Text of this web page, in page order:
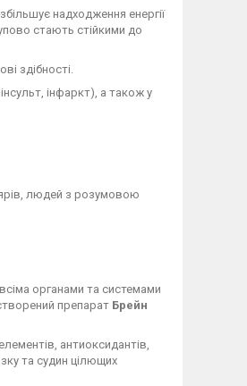
надходження енергії
стають стійкими до
здібності.
інфаркт), а також у
людей з розумовою
органами та системами
препарат Брейн
антиоксидантів,
та судин цілющих